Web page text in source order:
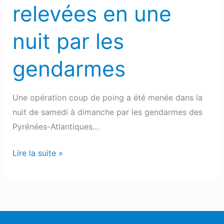
relevées en une
nuit par les
gendarmes
Une opération coup de poing a été menée dans la
nuit de samedi à dimanche par les gendarmes des
Pyrénées-Atlantiques…
Lire la suite »